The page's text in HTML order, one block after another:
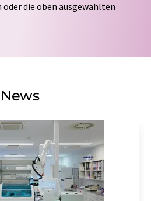
oder die oben ausgewählten
Ihre Daten werden
. LUMITOS darf
kontaktieren. Ihre
ohne Angabe von
E-Mail unter
Wirkung für die Zukunft
E-Mail ein Link zur
Newsletters